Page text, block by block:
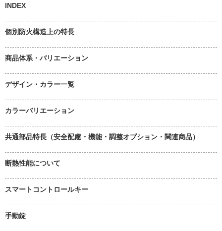
INDEX
個別防火構造上の特長
商品体系・バリエーション
デザイン・カラー一覧
カラーバリエーション
共通部品特長（安全配慮・機能・調整オプション・関連商品）
断熱性能について
スマートコントロールキー
手動錠